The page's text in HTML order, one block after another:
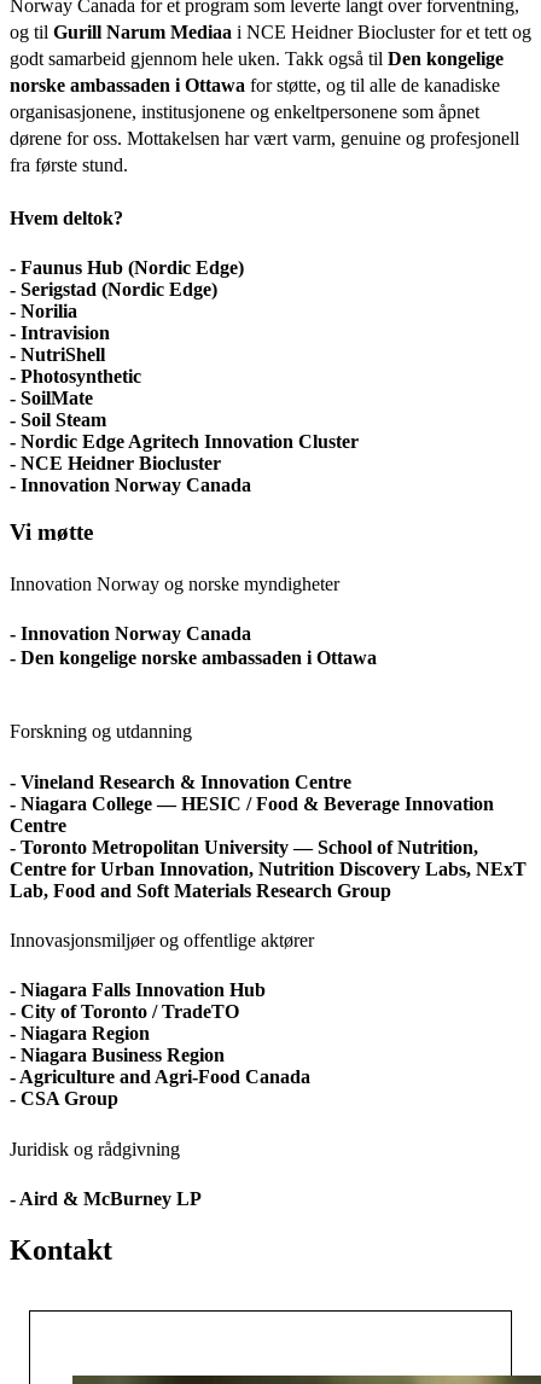
Norway Canada for et program som leverte langt over forventning,
og til Gurill Narum Mediaa i NCE Heidner Biocluster for et tett og
godt samarbeid gjennom hele uken. Takk også til Den kongelige
norske ambassaden i Ottawa for støtte, og til alle de kanadiske
organisasjonene, institusjonene og enkeltpersonene som åpnet
dørene for oss. Mottakelsen har vært varm, genuine og profesjonell
fra første stund.
Hvem deltok?
- Faunus Hub (Nordic Edge)
- Serigstad (Nordic Edge)
- Norilia
- Intravision
- NutriShell
- Photosynthetic
- SoilMate
- Soil Steam
- Nordic Edge Agritech Innovation Cluster
- NCE Heidner Biocluster
- Innovation Norway Canada
Vi møtte
Innovation Norway og norske myndigheter
- Innovation Norway Canada
- Den kongelige norske ambassaden i Ottawa
Forskning og utdanning
- Vineland Research & Innovation Centre
- Niagara College — HESIC / Food & Beverage Innovation
Centre
- Toronto Metropolitan University — School of Nutrition,
Centre for Urban Innovation, Nutrition Discovery Labs, NExT
Lab, Food and Soft Materials Research Group
Innovasjonsmiljøer og offentlige aktører
- Niagara Falls Innovation Hub
- City of Toronto / TradeTO
- Niagara Region
- Niagara Business Region
- Agriculture and Agri-Food Canada
- CSA Group
Juridisk og rådgivning
- Aird & McBurney LP
Kontakt